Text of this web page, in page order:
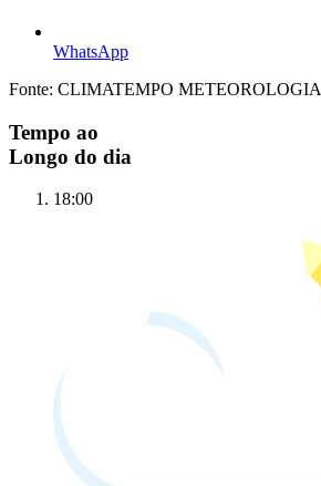
WhatsApp
Fonte: CLIMATEMPO METEOROLOGIA
Tempo ao
Longo do dia
18:00